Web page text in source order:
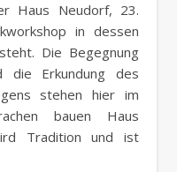
Haus Neudorf, 23.
in dessen
Die Begegnung
die Erkundung des
stehen hier im
bauen Haus
Tradition und ist